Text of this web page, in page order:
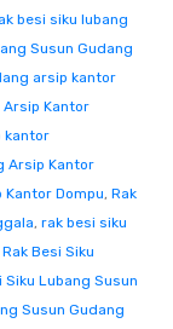
besi siku lubang
Susun Gudang
arsip kantor
Arsip Kantor
kantor
Arsip Kantor
Kantor Dompu, Rak
, rak besi siku
Rak Besi Siku
Siku Lubang Susun
Susun Gudang